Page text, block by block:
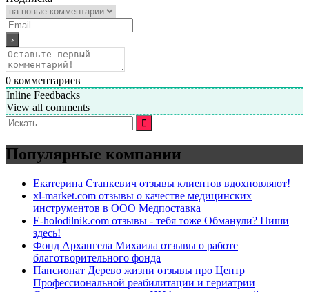
0 комментариев
Inline Feedbacks
View all comments
Искать:
Популярные компании
Екатерина Станкевич отзывы клиентов вдохновляют!
xl-market.com отзывы о качестве медицинских
инструментов в ООО Медпоставка
E-holodilnik.com отзывы - тебя тоже Обманули? Пиши
здесь!
Фонд Архангела Михаила отзывы о работе
благотворительного фонда
Пансионат Дерево жизни отзывы про Центр
Профессиональной реабилитации и гериатрии